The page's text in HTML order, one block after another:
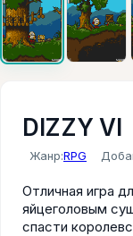
DIZZY VI
Жанр:RPG
Отличная игра
яйцеголовым
спасти